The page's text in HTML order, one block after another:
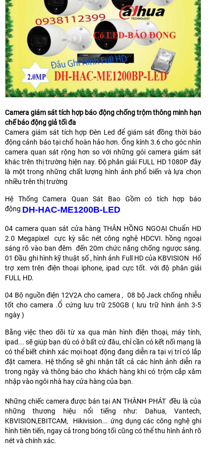
Camera giám sát tích hợp báo động chống trộm thông minh hạn
chế báo động giả tối đa
Camera giám sát tích hợp Đèn Led để giám sát đồng thời báo
động cảnh báo tại chổ hoàn hảo hơn. Ống kính 3.6 cho góc nhìn
camera quan sát rộng hơn so với những gói camera giám sát
khác trên thị trường hiện nay. Độ phân giải FULL HD 1080P đây
là một trong những chất lượng hình ảnh phổ biến và lựa chọn
nhiều trên thị trường
Hệ Thống Camera Quan Sát Bao Gồm có tích hợp báo
động DH-HAC-ME1200B-LED
04 camera quan sát cửa hàng THÂN HỒNG NGOẠI Chuẩn HD
2.0 Megapixel cực kỳ sắc nét công nghệ HDCVI. hồng ngoại
sáng rõ vào ban đêm đến 20m chức năng chống ngược sáng.
01 Đầu ghi hình kỹ thuật số , hình ảnh Full HD của KBVISION Hổ
trợ xem trên điện thoại iphone, ipad cực tốt. với độ phân giải
FULL HD.
04 Bộ nguồn điện 12V2A cho camera , 08 bộ Jack chống nhiễu
tốt cho camera .Ổ cứng lưu trữ 250GB ( lưu trữ hình ảnh 3-5
ngày )
Bằng việc theo dõi từ xa qua màn hình điện thoại, máy tính,
ipad... sẽ giúp bạn dù có ở bất cứ đâu, chỉ cần có kết nối mạng là
có thể biết chính xác mọi hoạt động đang diễn ra tại vị trí có lắp
đặt camera. Hệ thống sẽ ghi nhận tất cả các hình ảnh diễn ra
trong ngày và thông báo cho khách hàng khi có trộm cắp xâm
nhập vào ngôi nhà hay cửa hàng của bạn.
Những chiếc camera được bán tại AN THÀNH PHÁT đều là của
những thương hiệu nổi tiếng như: Dahua, Vantech,
KBVISION,EBITCAM, Hikivision... ứng dụng các công nghệ ghi
hình tiên tiến, ngay cả trong bóng tối cũng có thể thu hình ảnh rõ
nét và chính xác.